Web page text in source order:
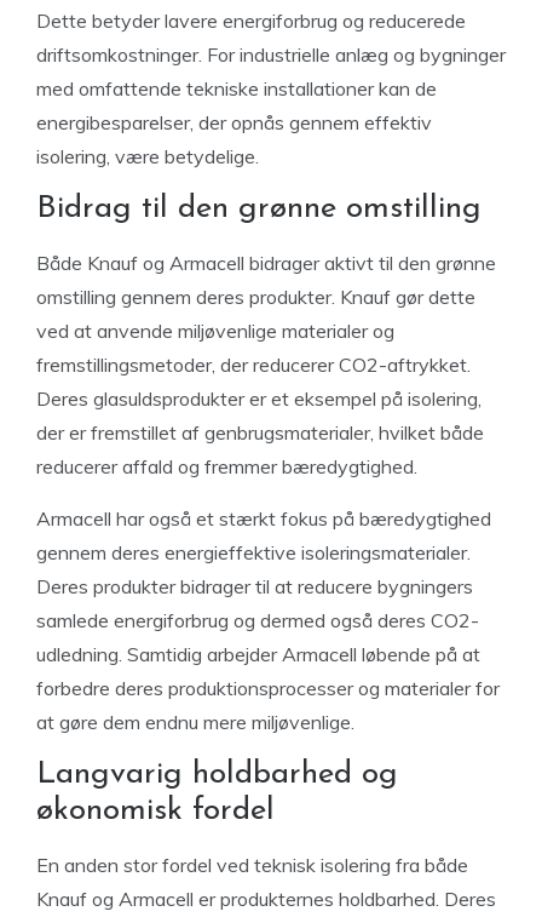
Dette betyder lavere energiforbrug og reducerede
driftsomkostninger. For industrielle anlæg og bygninger
med omfattende tekniske installationer kan de
energibesparelser, der opnås gennem effektiv
isolering, være betydelige.
Bidrag til den grønne omstilling
Både Knauf og Armacell bidrager aktivt til den grønne
omstilling gennem deres produkter. Knauf gør dette
ved at anvende miljøvenlige materialer og
fremstillingsmetoder, der reducerer CO2-aftrykket.
Deres glasuldsprodukter er et eksempel på isolering,
der er fremstillet af genbrugsmaterialer, hvilket både
reducerer affald og fremmer bæredygtighed.
Armacell har også et stærkt fokus på bæredygtighed
gennem deres energieffektive isoleringsmaterialer.
Deres produkter bidrager til at reducere bygningers
samlede energiforbrug og dermed også deres CO2-
udledning. Samtidig arbejder Armacell løbende på at
forbedre deres produktionsprocesser og materialer for
at gøre dem endnu mere miljøvenlige.
Langvarig holdbarhed og
økonomisk fordel
En anden stor fordel ved teknisk isolering fra både
Knauf og Armacell er produkternes holdbarhed. Deres